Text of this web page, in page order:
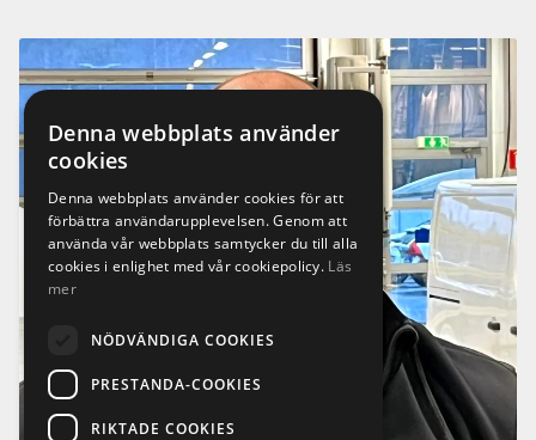
Denna webbplats använder
cookies
Denna webbplats använder cookies för att
förbättra användarupplevelsen. Genom att
använda vår webbplats samtycker du till alla
cookies i enlighet med vår cookiepolicy. Läs
mer
NÖDVÄNDIGA COOKIES
PRESTANDA-COOKIES
RIKTADE COOKIES